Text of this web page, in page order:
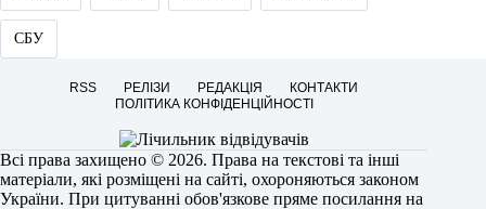
СБУ
RSS РЕЛІЗИ РЕДАКЦІЯ
КОНТАКТИ
ПОЛІТИКА КОНФІДЕНЦІЙНОСТІ
Всі права захищено © 2026. Права на текстові та інші
матеріали, які розміщені на сайті, охороняються законом
України. При цитуванні обов'язкове пряме посилання на